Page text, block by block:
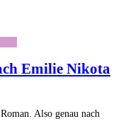
Emilie Nikota
Also genau nach